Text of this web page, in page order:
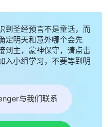
到圣经预言不是童话，而
定明天和意外哪个会先
到主，蒙神保守，请点击
小组学习，不要等到明
与我们联系